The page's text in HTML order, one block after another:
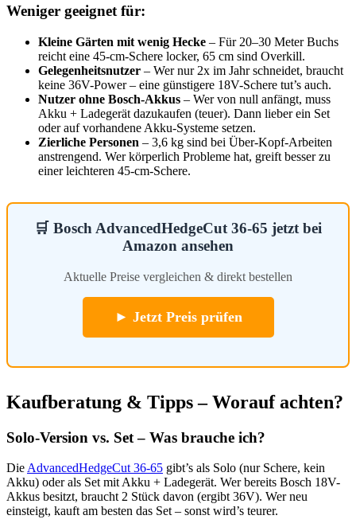
Weniger geeignet für:
Kleine Gärten mit wenig Hecke – Für 20–30 Meter Buchs
reicht eine 45-cm-Schere locker, 65 cm sind Overkill.
Gelegenheitsnutzer – Wer nur 2x im Jahr schneidet, braucht
keine 36V-Power – eine günstigere 18V-Schere tut’s auch.
Nutzer ohne Bosch-Akkus – Wer von null anfängt, muss
Akku + Ladegerät dazukaufen (teuer). Dann lieber ein Set
oder auf vorhandene Akku-Systeme setzen.
Zierliche Personen – 3,6 kg sind bei Über-Kopf-Arbeiten
anstrengend. Wer körperlich Probleme hat, greift besser zu
einer leichteren 45-cm-Schere.
🛒 Bosch AdvancedHedgeCut 36-65 jetzt bei
Amazon ansehen
Aktuelle Preise vergleichen & direkt bestellen
► Jetzt Preis prüfen
Kaufberatung & Tipps – Worauf achten?
Solo-Version vs. Set – Was brauche ich?
Die AdvancedHedgeCut 36-65 gibt’s als Solo (nur Schere, kein
Akku) oder als Set mit Akku + Ladegerät. Wer bereits Bosch 18V-
Akkus besitzt, braucht 2 Stück davon (ergibt 36V). Wer neu
einsteigt, kauft am besten das Set – sonst wird’s teurer.